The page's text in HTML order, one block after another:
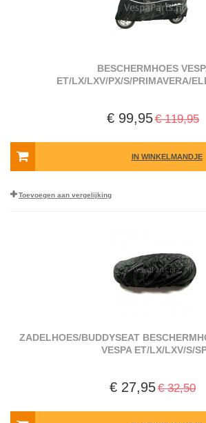
BESCHERMHOES
ET/LX/LXV/PX/S/PRIMAVERA/
€ 99,95€ 119,95
IN WINKELMANDJE
Toevoegen aan vergelijking
ZADELHOES/BUDDYSEAT
VESPA ET/LX/LXV/S/
€ 27,95€ 32,50